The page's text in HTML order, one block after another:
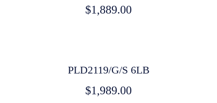
$1,889.00
PLD2119/G/S 6LB
$1,989.00